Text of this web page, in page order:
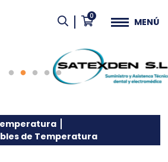
0
MENÚ
de Temperatura